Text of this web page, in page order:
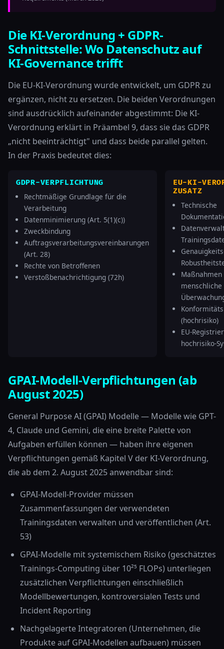
Die KI-Verordnung + GDPR-
Schnittstelle: Wo Datenschutz auf
KI-Governance trifft
Die EU-KI-Verordnung wurde entwickelt, um GDPR zu
ergänzen, nicht zu ersetzen. Die beiden Verordnungen
sind ausdrücklich aufeinander abgestimmt: Die KI-
Verordnung erklärt in Präambel 9, dass sie das GDPR
„nicht beeinträchtigt" und dass beide parallel gelten.
In der Praxis bedeutet dies:
GDPR-VERPFLICHTUNG
Rechtmäßige Grundlage für die
Verarbeitung
Datenminimierung (Art. 5(1)(c))
Zweckbindung
Auftragsverarbeitungsvereinbarungen
(Art. 28)
Rechte von Betroffenen
Verstoßbenachrichtigung (72h)
EU-KI-
ZUSATZ
Technische
menschliche
(hochrisiko)
EU-
hochrisiko-
GPAI-Modell-Verpflichtungen (ab
August 2025)
General Purpose AI (GPAI) Modelle — Modelle wie GPT-
4, Claude und Gemini, die eine breite Palette von
Aufgaben erfüllen können — haben ihre eigenen
Verpflichtungen gemäß Kapitel V der KI-Verordnung,
die ab dem 2. August 2025 anwendbar sind:
GPAI-Modell-Provider müssen
Zusammenfassungen der verwendeten
Trainingsdaten verwalten und veröffentlichen (Art.
53)
GPAI-Modelle mit systemischem Risiko (geschätztes
Trainings-Computing über 10²⁵ FLOPs) unterliegen
zusätzlichen Verpflichtungen einschließlich
Modellbewertungen, kontroversialen Tests und
Incident Reporting
Nachgelagerte Integratoren (Unternehmen, die
Produkte auf GPAI-Modellen aufbauen) müssen